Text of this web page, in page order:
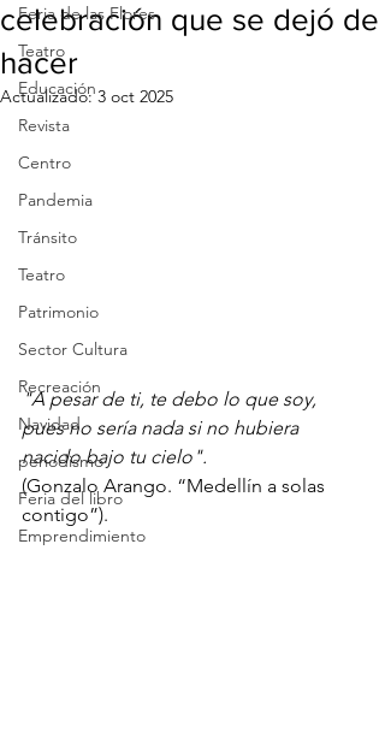
Feria de las Flores
Teatro
Educación
Revista
Centro
Pandemia
Tránsito
Teatro
Patrimonio
Sector Cultura
Recreación
Navidad
periodismo
Feria del libro
Emprendimiento
celebración que se dejó de
hacer
Actualizado:3 oct 2025
"A pesar de ti, te debo lo que soy,
pues no sería nada si no hubiera
nacido bajo tu cielo".
(Gonzalo Arango. “Medellín a solas
contigo”).